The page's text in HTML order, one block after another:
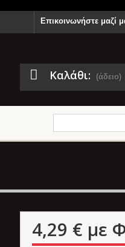
Επικοινωνήστε μαζί
Καλάθι: (άδειο)
4,29 € με